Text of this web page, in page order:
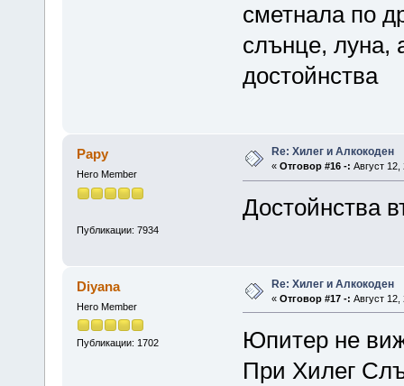
сметнала по
слънце, луна,
достойнства
Papy
Hero Member
Публикации: 7934
Re: Хилег и Алкокоден
« Отговор #16 -: Август
Достойнства
Diyana
Hero Member
Публикации: 1702
Re: Хилег и Алкокоден
« Отговор #17 -: Август
Юпитер не
При Хилег